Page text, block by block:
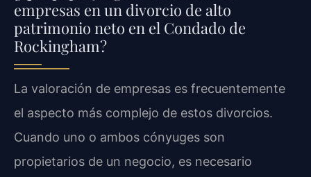
empresas en un divorcio de alto
patrimonio neto en el Condado de
Rockingham?
La valoración de empresas es frecuentemente
el aspecto más complejo de estos divorcios.
Cuando uno o ambos cónyuges son
propietarios de un negocio, es necesario